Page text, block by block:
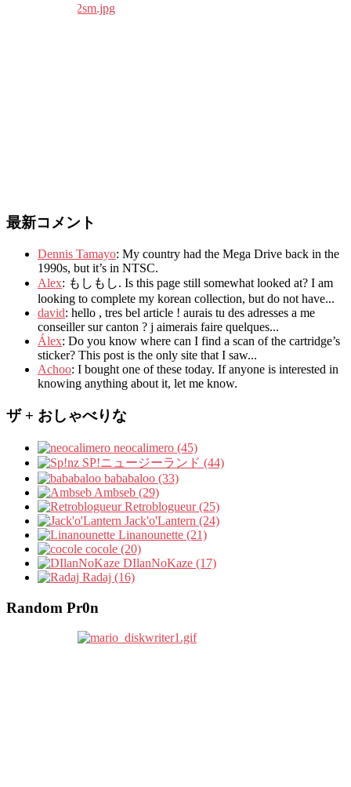
最新コメント
Dennis Tamayo: My country had the Mega Drive back in the
1990s, but it’s in NTSC.
Alex: もしもし. Is this page still somewhat looked at? I am
looking to complete my korean collection, but do not have...
david: hello , tres bel article ! aurais tu des adresses a me
conseiller sur canton ? j aimerais faire quelques...
Álex: Do you know where can I find a scan of the cartridge’s
sticker? This post is the only site that I saw...
Achoo: I bought one of these today. If anyone is interested in
knowing anything about it, let me know.
ザ + おしゃべりな
neocalimero (45)
SP!ニュージーランド (44)
bababaloo (33)
Ambseb (29)
Retroblogueur (25)
Jack'o'Lantern (24)
Linanounette (21)
cocole (20)
DIlanNoKaze (17)
Radaj (16)
Random Pr0n